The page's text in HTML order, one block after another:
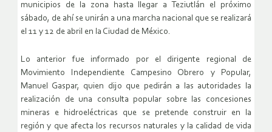
municipios de la zona hasta llegar a Teziutlán el próximo
sábado, de ahí se unirán a una marcha nacional que se realizará
el 11 y 12 de abril en la Ciudad de México.
Lo anterior fue informado por el dirigente regional de
Movimiento Independiente Campesino Obrero y Popular,
Manuel Gaspar, quien dijo que pedirán a las autoridades la
realización de una consulta popular sobre las concesiones
mineras e hidroeléctricas que se pretende construir en la
región y que afecta los recursos naturales y la calidad de vida